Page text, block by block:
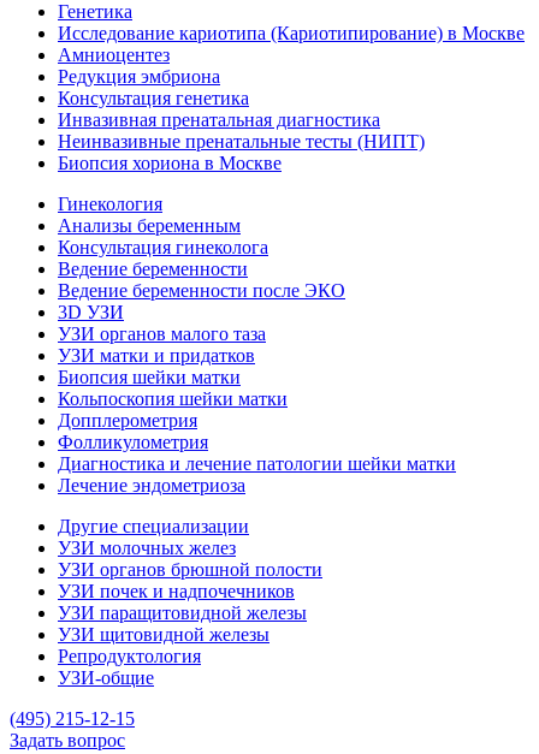
Генетика
Исследование кариотипа (Кариотипирование) в Москве
Амниоцентез
Редукция эмбриона
Консультация генетика
Инвазивная пренатальная диагностика
Неинвазивные пренатальные тесты (НИПТ)
Биопсия хориона в Москве
Гинекология
Анализы беременным
Консультация гинеколога
Ведение беременности
Ведение беременности после ЭКО
3D УЗИ
УЗИ органов малого таза
УЗИ матки и придатков
Биопсия шейки матки
Кольпоскопия шейки матки
Допплерометрия
Фолликулометрия
Диагностика и лечение патологии шейки матки
Лечение эндометриоза
Другие специализации
УЗИ молочных желез
УЗИ органов брюшной полости
УЗИ почек и надпочечников
УЗИ паращитовидной железы
УЗИ щитовидной железы
Репродуктология
УЗИ-общие
(495) 215-12-15
Задать вопрос